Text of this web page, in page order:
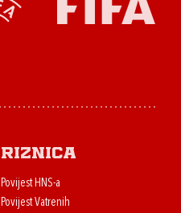
Riznica
Povijest HNS-a
Povijest Vatrenih